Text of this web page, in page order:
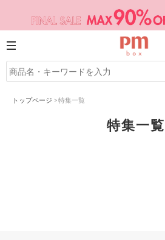
トップページ >特集一覧
特集一覧